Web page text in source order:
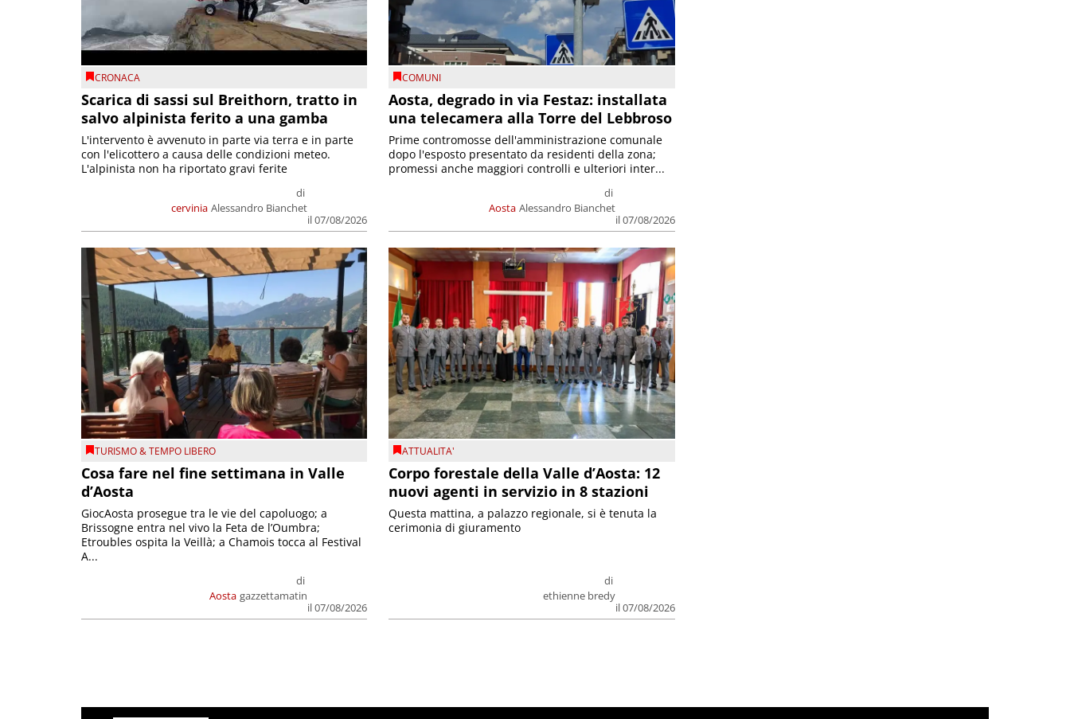
CRONACA
Scarica di sassi sul Breithorn, tratto in
salvo alpinista ferito a una gamba
cervinia
di
Alessandro Bianchet
il 07/08/2026
L'intervento è avvenuto in parte via terra e in parte
con l'elicottero a causa delle condizioni meteo.
L'alpinista non ha riportato gravi ferite
COMUNI
Aosta, degrado in via Festaz: installata
una telecamera alla Torre del Lebbroso
Aosta
di
Alessandro Bianchet
il 07/08/2026
Prime contromosse dell'amministrazione comunale
dopo l'esposto presentato da residenti della zona;
promessi anche maggiori controlli e ulteriori inter...
TURISMO & TEMPO LIBERO
Cosa fare nel fine settimana in Valle
d’Aosta
Aosta
di
gazzettamatin
il 07/08/2026
GiocAosta prosegue tra le vie del capoluogo; a
Brissogne entra nel vivo la Feta de l’Oumbra;
Etroubles ospita la Veillà; a Chamois tocca al Festival
A...
ATTUALITA'
Corpo forestale della Valle d’Aosta: 12
nuovi agenti in servizio in 8 stazioni
di
ethienne bredy
il 07/08/2026
Questa mattina, a palazzo regionale, si è tenuta la
cerimonia di giuramento